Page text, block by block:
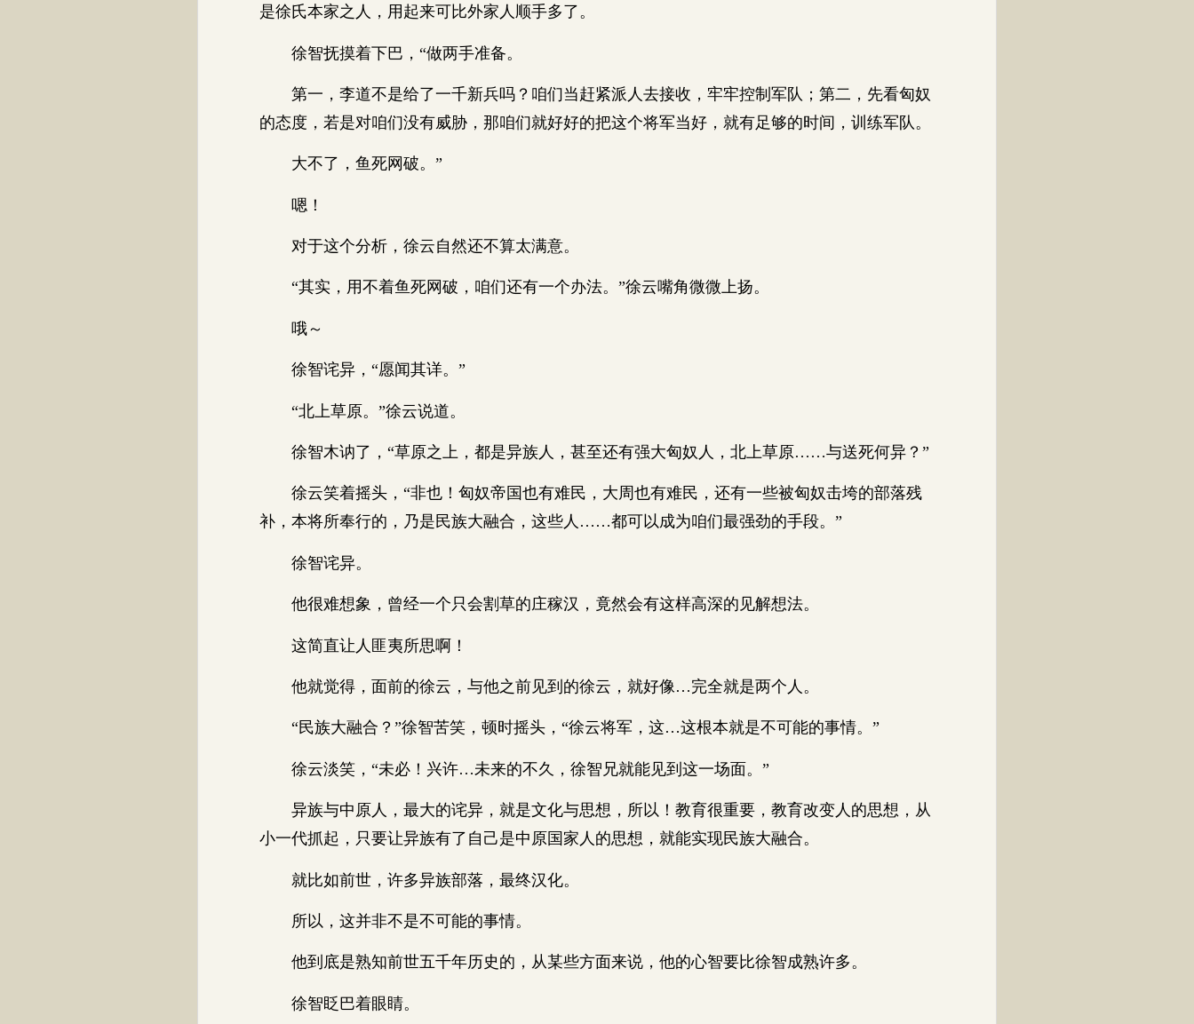
是徐氏本家之人，用起来可比外家人顺手多了。
徐智抚摸着下巴，“做两手准备。
第一，李道不是给了一千新兵吗？咱们当赶紧派人去接收，牢牢控制军队；第二，先看匈奴
的态度，若是对咱们没有威胁，那咱们就好好的把这个将军当好，就有足够的时间，训练军队。
大不了，鱼死网破。”
嗯！
对于这个分析，徐云自然还不算太满意。
“其实，用不着鱼死网破，咱们还有一个办法。”徐云嘴角微微上扬。
哦～
徐智诧异，“愿闻其详。”
“北上草原。”徐云说道。
徐智木讷了，“草原之上，都是异族人，甚至还有强大匈奴人，北上草原……与送死何异？”
徐云笑着摇头，“非也！匈奴帝国也有难民，大周也有难民，还有一些被匈奴击垮的部落残
补，本将所奉行的，乃是民族大融合，这些人……都可以成为咱们最强劲的手段。”
徐智诧异。
他很难想象，曾经一个只会割草的庄稼汉，竟然会有这样高深的见解想法。
这简直让人匪夷所思啊！
他就觉得，面前的徐云，与他之前见到的徐云，就好像…完全就是两个人。
“民族大融合？”徐智苦笑，顿时摇头，“徐云将军，这…这根本就是不可能的事情。”
徐云淡笑，“未必！兴许…未来的不久，徐智兄就能见到这一场面。”
异族与中原人，最大的诧异，就是文化与思想，所以！教育很重要，教育改变人的思想，从
小一代抓起，只要让异族有了自己是中原国家人的思想，就能实现民族大融合。
就比如前世，许多异族部落，最终汉化。
所以，这并非不是不可能的事情。
他到底是熟知前世五千年历史的，从某些方面来说，他的心智要比徐智成熟许多。
徐智眨巴着眼睛。